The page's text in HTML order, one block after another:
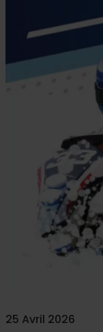
25 Avril 2026